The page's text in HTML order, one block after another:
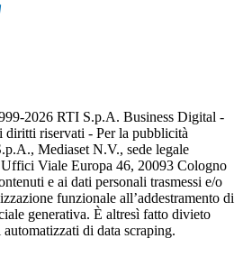
2026 RTI S.p.A. Business Digital -
diritti riservati - Per la pubblicità
Mediaset N.V., sede legale
Viale Europa 46, 20093 Cologno
e ai dati personali trasmessi e/o
funzionale all’addestramento di
generativa. È altresì fatto divieto
di data scraping.